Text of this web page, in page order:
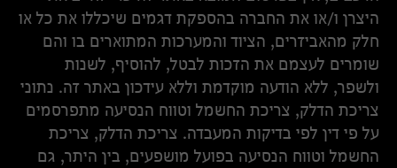
היצרן ו/או את החברה בהספקת דגמים שיכללו את כל או
חלק מהאביזרים, הציוד והמערכות המתוארים בו והם
שומרים לעצמם את הזכות לבטל, להוסיף, לשנות
ולשפר, ללא הודעה מוקדמת וללא עידכון באתר זה. נתוני
צריכת הדלק, צריכת החשמל וטווח הנסיעה מתפרסמים
על פי דין לפי בדיקות המעבדה. צריכת הדלק, צריכת
החשמל וטווח הנסיעה בפועל מושפעים, בין היתר, גם